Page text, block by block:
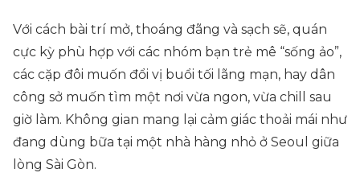
Với cách bài trí mở, thoáng đãng và sạch sẽ, quán
cực kỳ phù hợp với các nhóm bạn trẻ mê “sống ảo”,
các cặp đôi muốn đổi vị buổi tối lãng mạn, hay dân
công sở muốn tìm một nơi vừa ngon, vừa chill sau
giờ làm. Không gian mang lại cảm giác thoải mái như
đang dùng bữa tại một nhà hàng nhỏ ở Seoul giữa
lòng Sài Gòn.